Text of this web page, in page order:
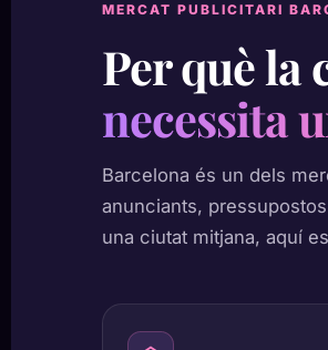
MERCAT PUBLICITARI
Per què la
necessita
Barcelona és un dels
anunciants,
una ciutat mitjana, aquí